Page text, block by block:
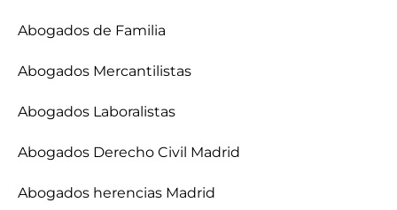
Abogados de Familia
Abogados Mercantilistas
Abogados Laboralistas
Abogados Derecho Civil Madrid
Abogados herencias Madrid